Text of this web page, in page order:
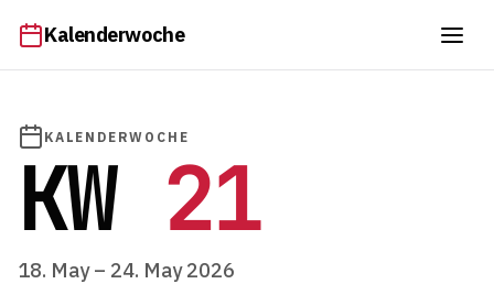
Kalenderwoche
KALENDERWOCHE
KW 21
18. May – 24. May 2026